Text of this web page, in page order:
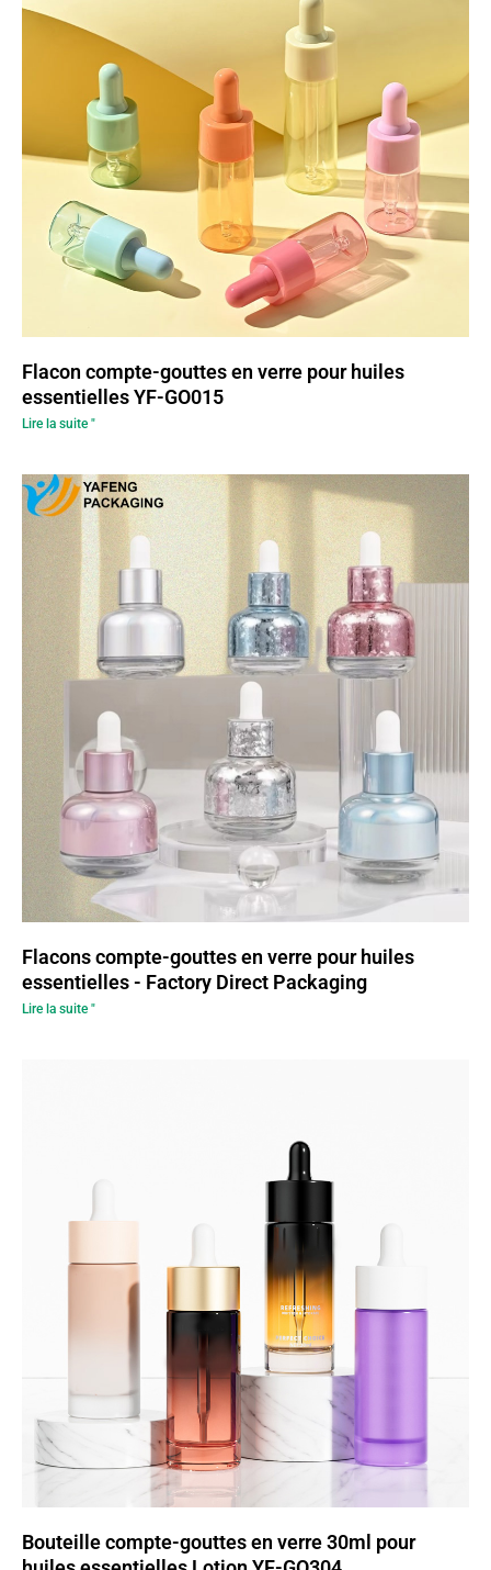
Flacon compte-gouttes en verre pour huiles
essentielles YF-GO015
Lire la suite "
Flacons compte-gouttes en verre pour huiles
essentielles - Factory Direct Packaging
Lire la suite "
Bouteille compte-gouttes en verre 30ml pour